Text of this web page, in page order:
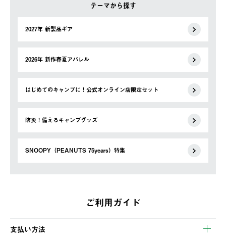
テーマから探す
2027年 新製品ギア
2026年 新作春夏アパレル
はじめてのキャンプに！公式オンライン店限定セット
防災！備えるキャンプグッズ
SNOOPY（PEANUTS 75years）特集
ご利用ガイド
支払い方法